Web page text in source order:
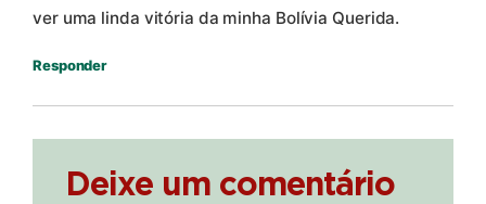
ver uma linda vitória da minha Bolívia Querida.
Responder
Deixe um comentário